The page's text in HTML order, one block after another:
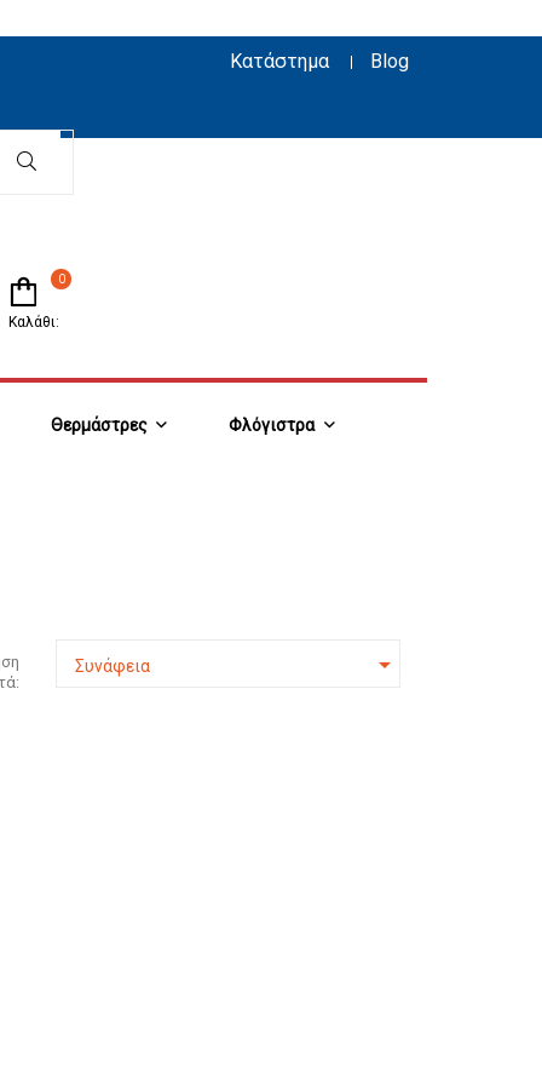
Κατάστημα Blog
0
Καλάθι:
Θερμάστρες Φλόγιστρα
Συνάφεια 